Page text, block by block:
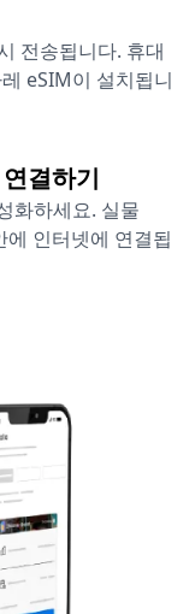
전송됩니다. 휴대
eSIM이 설치됩니
결하기
화하세요. 실물
인터넷에 연결됩